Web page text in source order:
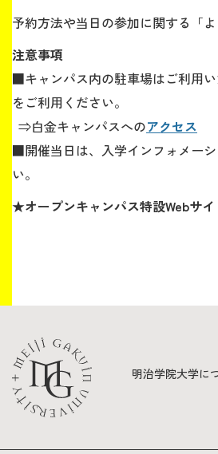
予約方法や当日の参加に関する「
注意事項
■キャンパス内の駐車場はご利用
をご利用ください。
⇒白金キャンパスへのアクセス
■開催当日は、入学インフォメー
い。
★オープンキャンパス特設Webサ
明治学院大学に